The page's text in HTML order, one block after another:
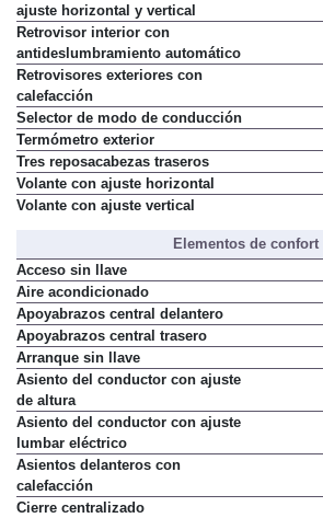
ajuste horizontal y vertical
Retrovisor interior con
antideslumbramiento automático
Retrovisores exteriores con
calefacción
Selector de modo de conducción
Termómetro exterior
Tres reposacabezas traseros
Volante con ajuste horizontal
Volante con ajuste vertical
Elementos de confort
Acceso sin llave
Aire acondicionado
Apoyabrazos central delantero
Apoyabrazos central trasero
Arranque sin llave
Asiento del conductor con ajuste
de altura
Asiento del conductor con ajuste
lumbar eléctrico
Asientos delanteros con
calefacción
Cierre centralizado